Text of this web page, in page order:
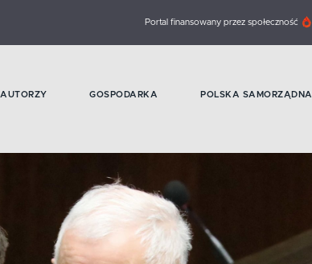
Portal finansowany przez społeczność
AUTORZY GOSPODARKA POLSKA SAMORZĄDNA